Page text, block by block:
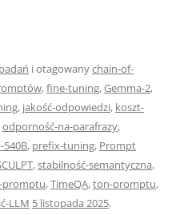
i otagowanychain-of-
,fine-tuning,Gemma-2,
, jakość-odpowiedzi, koszt-
odporność-na-parafrazy,
540B, prefix-tuning, Prompt
,stabilność-semantyczna,
,TimeQA,ton-promptu,
LLM 5 listopada 2025.